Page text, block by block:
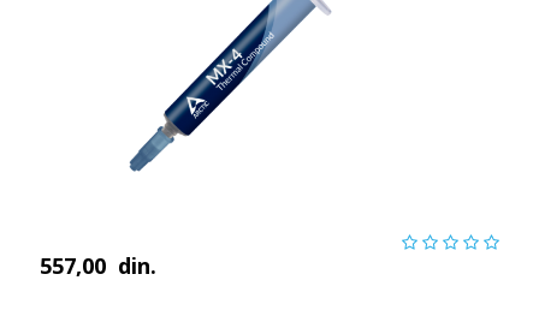
557,00 din.